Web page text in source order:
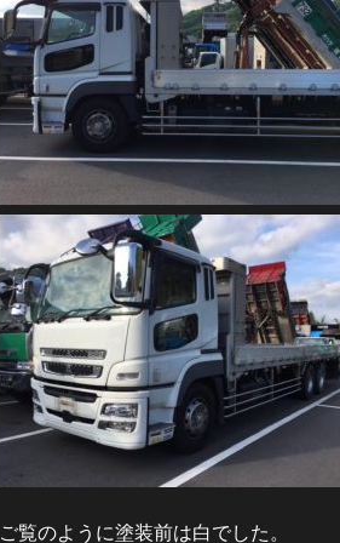
ご覧のように塗装前は白でした。